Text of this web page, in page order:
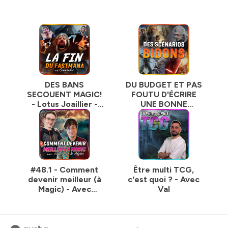
DES BANS
SECOUENT MAGIC!
- Lotus Joaillier -
Mana Crypt -
Dockside - Avec
JoJo et Wanri
DU BUDGET ET PAS
FOUTU D'ÉCRIRE
UNE BONNE
HISTOIRE - Avec
Aymeric
#48.1 - Comment
devenir meilleur (à
Magic) - Avec
Être multi TCG,
c'est quoi ? - Avec
Val